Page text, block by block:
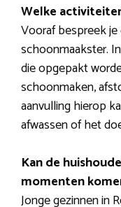
Welke
Vooraf bespreek
schoonmaakster.
die opgepakt
schoonmaken,
aanvulling hierop
afwassen of het
Kan de
momenten
Jonge gezinnen in